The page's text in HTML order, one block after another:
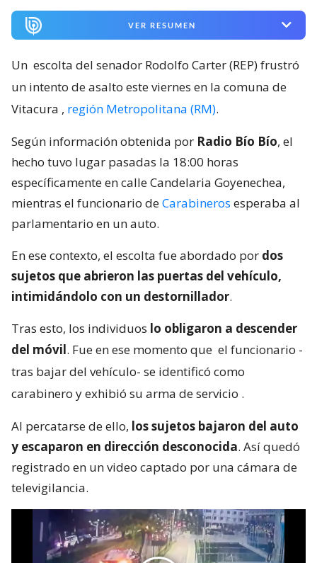
VER RESUMEN
Un escolta del senador Rodolfo Carter (REP) frustró
un intento de asalto este viernes en la comuna de
Vitacura , región Metropolitana (RM).
Según información obtenida por Radio Bío Bío, el
hecho tuvo lugar pasadas la 18:00 horas
específicamente en calle Candelaria Goyenechea,
mientras el funcionario deCarabineros esperaba al
parlamentario en un auto.
En ese contexto, el escolta fue abordado por dos
sujetos que abrieron las puertas del vehículo,
intimidándolo con un destornillador.
Tras esto, los individuos lo obligaron a descender
del móvil. Fue en ese momento que el funcionario -
tras bajar del vehículo- se identificó como
carabinero y exhibió su arma de servicio .
Al percatarse de ello, los sujetos bajaron del auto
y escaparon en dirección desconocida. Así quedó
registrado en un video captado por una cámara de
televigilancia.